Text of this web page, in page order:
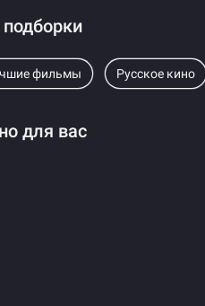
фильмы Русское кино
для вас